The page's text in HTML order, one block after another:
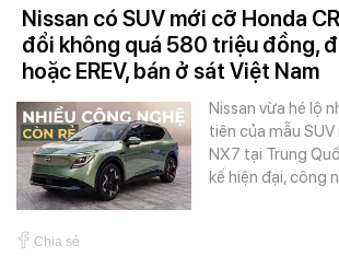
Nissan có SUV mới cỡ Honda
đổi không quá 580 triệu đồng,
hoặc EREV, bán ở sát Việt Nam
Nissan vừa hé lộ
tiên của mẫu
NX7 tại Trung
kế hiện đại, công
Chia sẻ